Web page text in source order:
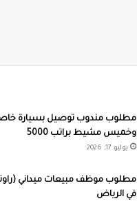
مطلوب مندوب توصيل بسيارة
وخميس مشيط براتب 5000
يوليو 17, 2026
مطلوب موظف مبيعات ميداني
في الرياض